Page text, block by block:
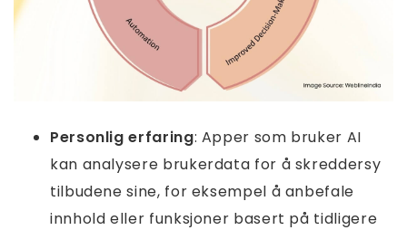
Personlig erfaring: Apper som bruker AI
kan analysere brukerdata for å skreddersy
tilbudene sine, for eksempel å anbefale
innhold eller funksjoner basert på tidligere